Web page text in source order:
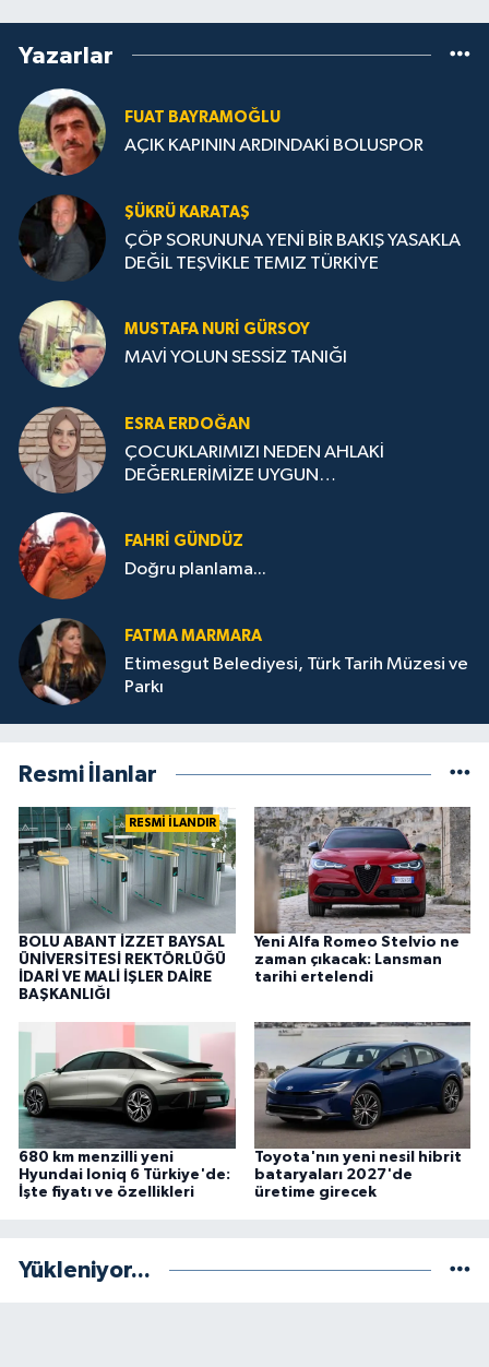
Yazarlar
FUAT BAYRAMOĞLU
AÇIK KAPININ ARDINDAKİ BOLUSPOR
ŞÜKRÜ KARATAŞ
ÇÖP SORUNUNA YENİ BİR BAKIŞ YASAKLA
DEĞİL TEŞVİKLE TEMIZ TÜRKİYE
MUSTAFA NURI GÜRSOY
MAVİ YOLUN SESSİZ TANIĞI
ESRA ERDOĞAN
ÇOCUKLARIMIZI NEDEN AHLAKİ
DEĞERLERİMİZE UYGUN
FAHRI GÜNDÜZ
Doğru planlama...
FATMA MARMARA
Etimesgut Belediyesi, Türk Tarih Müzesi ve
Parkı
Resmi İlanlar
RESMİ İLANDIR
BOLU ABANT İZZET BAYSAL
ÜNİVERSİTESİ REKTÖRLÜĞÜ
İDARİ VE MALİ İŞLER DAİRE
BAŞKANLIĞI
Yeni Alfa Romeo Stelvio ne
zaman çıkacak: Lansman
tarihi ertelendi
680 km menzilli yeni
Hyundai Ioniq 6 Türkiye'de:
İşte fiyatı ve özellikleri
Toyota'nın yeni nesil hibrit
bataryaları 2027'de
üretime girecek
Yükleniyor...